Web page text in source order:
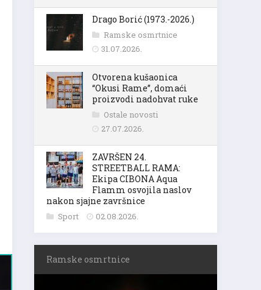
Drago Borić (1973.-2026.)
Ramske osmrtnice
31.07.2026.
Otvorena kušaonica
“Okusi Rame”, domaći
proizvodi nadohvat ruke
Ostale novosti
27.07.2026.
ZAVRŠEN 24.
STREETBALL RAMA:
Ekipa CIBONA Aqua
Flamm osvojila naslov
nakon sjajne završnice
Sport 02.08.2026.
Ramske osmrtnice